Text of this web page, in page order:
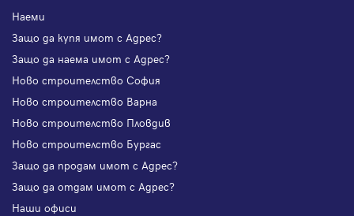
Наеми
Защо да купя имот с Адрес?
Защо да наема имот с Адрес?
Ново строителство София
Ново строителство Варна
Ново строителство Пловдив
Ново строителство Бургас
Защо да продам имот с Адрес?
Защо да отдам имот с Адрес?
Наши офиси